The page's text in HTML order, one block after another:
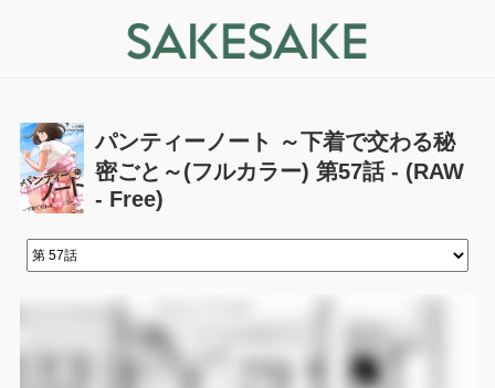
パンティーノート ～下着で交わる秘
密ごと～(フルカラー) 第57話 - (RAW
- Free)